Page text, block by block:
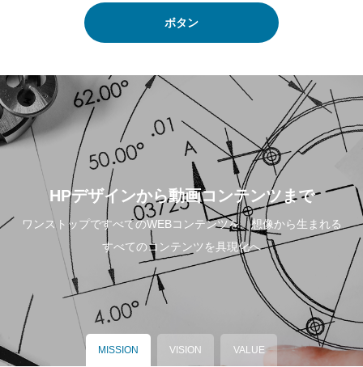
ボタン
HPデザインから動画コンテンツまで
ワンストップですべてのWEBコンテンツを。想像から生まれる
すべてのコンテンツを具現化へ
MISSION VISION VALUE